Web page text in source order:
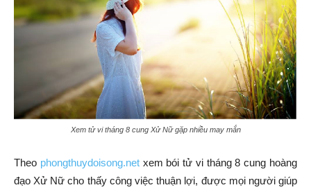
Xem tử vi tháng 8 cung Xử Nữ gặp nhiều may mắn
Theo phongthuydoisong.netxem bói tử vi tháng 8 cung hoàng
đạo Xử Nữ cho thấy công việc thuận lợi, được mọi người giúp